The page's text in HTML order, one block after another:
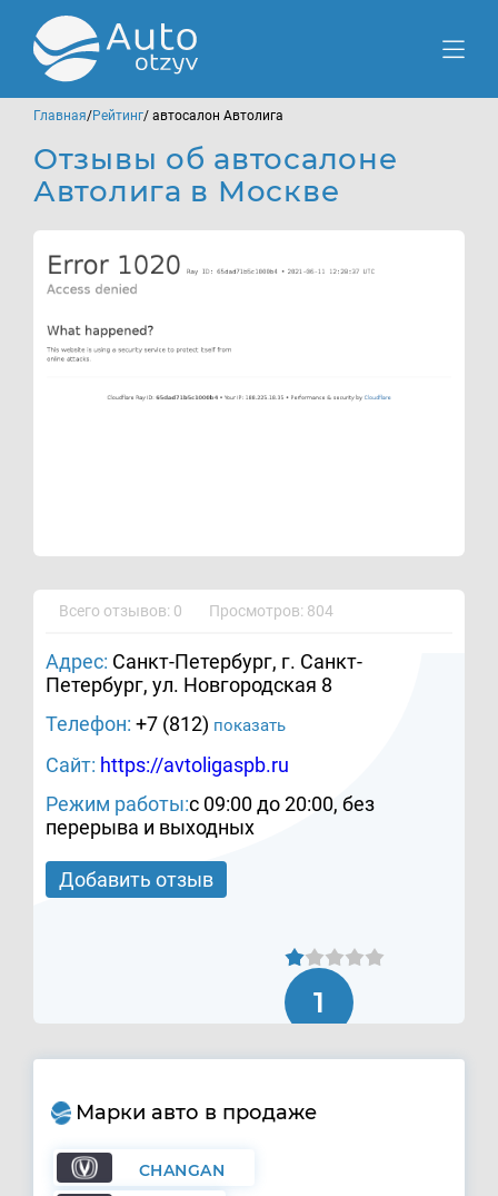
Главная/Рейтинг/ автосалон Автолига
Отзывы об автосалоне
Автолига в Москве
Всего отзывов: 0 Просмотров: 804
Адрес: Санкт-Петербург, г. Санкт-
Петербург, ул. Новгородская 8
Телефон: +7 (812) показать
Сайт: https://avtoligaspb.ru
Режим работы:с 09:00 до 20:00, без
перерыва и выходных
Добавить отзыв
1
Марки авто в продаже
CHANGAN